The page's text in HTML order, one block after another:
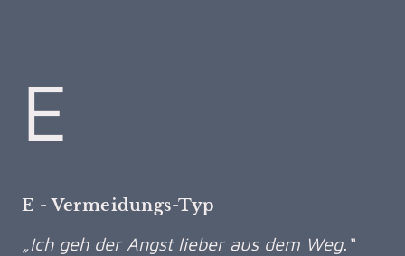
E
E - Vermeidungs-Typ
„Ich geh der Angst lieber aus dem Weg.“